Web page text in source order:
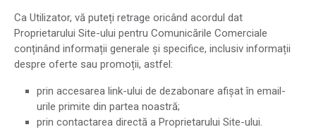
Ca Utilizator, vă puteți retrage oricând acordul dat
Proprietarului Site-ului pentru Comunicările Comerciale
conținând informații generale și specifice, inclusiv informații
despre oferte sau promoții, astfel:
prin accesarea link-ului de dezabonare afișat în email-
urile primite din partea noastră;
prin contactarea directă a Proprietarului Site-ului.